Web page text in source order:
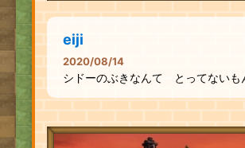
eiji
2020/08/14
シドーのぶきなんて とってないも